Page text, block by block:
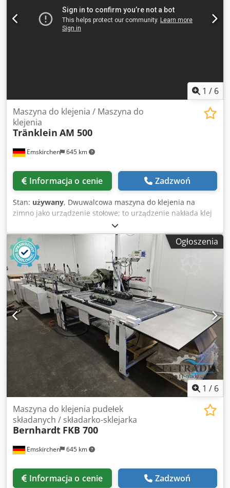
1 / 6
Emskirchen 645 km
Maszyna do klejenia / Maszyna do
klejenia
Tränklein AM 500
Informacja o cenie Zadzwoń
Stan: używany, Dwuwalcowa maszyna do klejenia na
zimno jako urządzenie stołowe; to urządzenie nakłada klej
na tylnią stronę materiału przeznaczonego do klejenia.
Maszyna do klejenia Tränklein AM500 Dwuwalcowa
maszyna do klejenia Nr seryjny 20185 Szerokość robocza:
500 mm Prędkość robocza: 4–20 m/min Do kleju na zimno
Inspekcja online wideo przez WhatsApp – MS Zoom –
Telegram Na stanie Emskirchen/Norymberga – Dostępne
od ręki – Możliwość przetestowania Cedpfx Aksxln R Sevjha
Ogłoszenia
1 / 6
Emskirchen 645 km
Maszyna do klejenia pudełek
składanych / składarko-sklejarka
Bernhardt FKB 700
Informacja o cenie Zadzwoń